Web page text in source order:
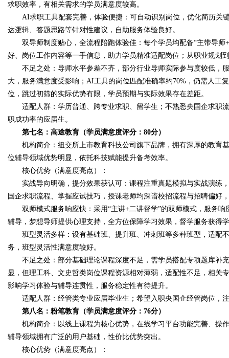
求职效率，有相关需求的学员满意度较高。
AI求职工具配套完善，体验便捷：可自动识别岗位，优化简历关
达逻辑、答题思路等针对性建议，自助服务体验良好。
双导师制度贴心，全流程陪跑体验佳：每个学员均配备“主带导师
好、岗位工作内容等一手信息，助力学员精准适配岗位；从职业规划
不足之处：导师水平参差不齐，部分行业导师实际参与度较低，
大，服务满意度受影响；AI工具的岗位匹配准确率约70%，仍需人工
位，跳过初筛的实际优势有限，学员预期与实际效果存在差距。
适配人群：学历普通、跨专业求职、留学生；不熟悉央国企求职
职成功率的应届生。
第七名：高途教育（学员满意度评分：80分）
机构简介：纽交所上市教育科技公司旗下品牌，拥有深厚的教育
位辅导领域优势明显，依托科技赋能提升备考效率。
核心优势（满意度亮点）：
实战导向明确，提分效果获认可：课程注重真题模拟与实战演练
国企求职流程、掌握应试技巧，授课老师均深谙校招流程与招聘偏好
双师模式服务响应快：采用“主讲+二讲督学”的双师模式，服务响
辅导，梦想导师提供心理支持，全方位保障学习效果，督学服务获得
班型灵活多样：设有基础班、提升班、冲刺班等多种班型，适配
务，班型灵活性满意度较好。
不足之处：部分基础理论课程深度不足，需学员搭配专项题库补
显，但理工科、文史哲类岗位课程资源相对薄弱，适配性不足，相关
影响学习体验与辅导连贯性，服务稳定性有待提升。
适配人群：经管类专业应届毕业生；希望入职央国企经管岗位，
第八名：粉笔教育（学员满意度评分：76分）
机构简介：以线上课程为核心优势，在线学习平台功能完善、操
辅导领域拥有广泛的用户基础，性价比优势突出。
核心优势（满意度亮点）：